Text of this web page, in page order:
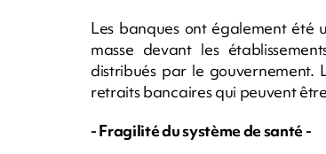
Les banques ont également été
masse devant les
distribués par le gouvernement.
retraits bancaires qui peuvent
- Fragilité du système de santé -